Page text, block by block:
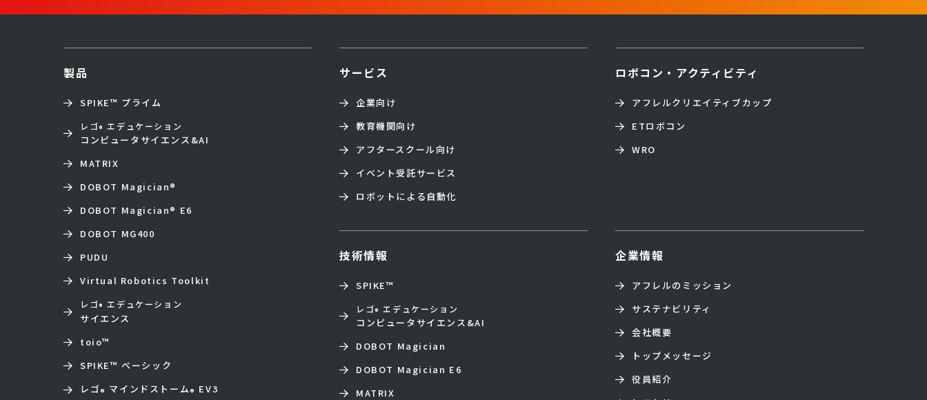
サービス
企業向け
教育機関向け
アフタースクール向け
イベント受託サービス
ロボットによる自動化
製品
SPIKE™ プライム
レゴ® エデュケーション
コンピュータサイエンス&AI
MATRIX
DOBOT Magician®
DOBOT Magician® E6
DOBOT MG400
PUDU
Virtual Robotics Toolkit
レゴ® エデュケーション
サイエンス
toio™
SPIKE™ ベーシック
レゴ® マインドストーム® EV3
ロボコン・アクティビティ
アフレルクリエイティブカップ
ETロボコン
WRO
技術情報
SPIKE™
レゴ® エデュケーション
コンピュータサイエンス&AI
DOBOT Magician
DOBOT Magician E6
MATRIX
企業情報
アフレルのミッション
サステナビリティ
会社概要
トップメッセージ
役員紹介